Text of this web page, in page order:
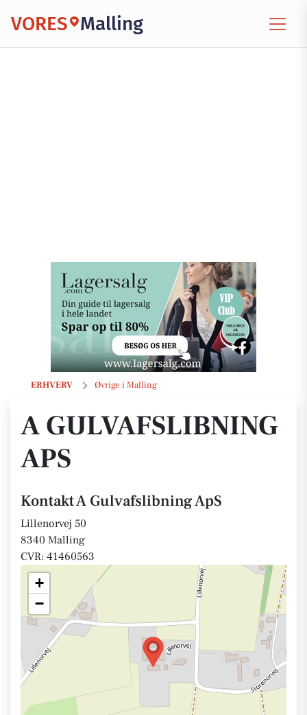
VORES Malling
ERHVERV Øvrige i Malling
A Gulvafslibning ApS
A GULVAFSLIBNING
APS
Kontakt A Gulvafslibning ApS
Lillenorvej 50
8340 Malling
CVR: 41460563
+
−